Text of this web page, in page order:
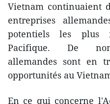
Vietnam continuaient
entreprises
potentiels les plus
Pacifique. De
allemandes sont en
opportunités au
En ce qui concerne